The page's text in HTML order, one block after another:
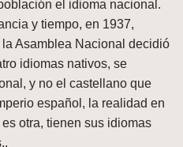
el idioma nacional.
y tiempo, en 1937,
Asamblea Nacional decidió
idiomas nativos, se
y no el castellano que
español, la realidad en
otra, tienen sus idiomas